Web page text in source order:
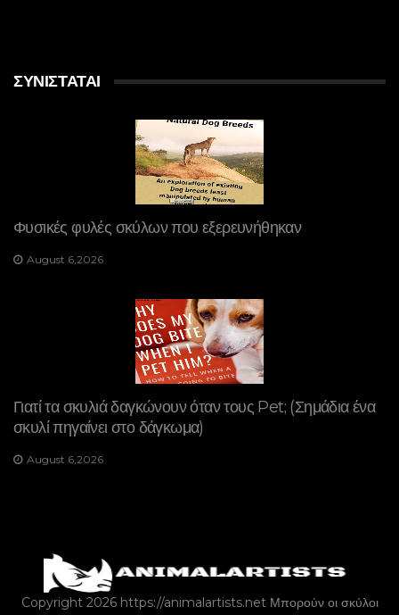
ΣΥΝΙΣΤΆΤΑΙ
Φυσικές φυλές σκύλων που εξερευνήθηκαν
August 6,2026
Γιατί τα σκυλιά δαγκώνουν όταν τους Pet; (Σημάδια ένα
σκυλί πηγαίνει στο δάγκωμα)
August 6,2026
Copyright 2026 https://animalartists.net Μπορούν οι σκύλοι